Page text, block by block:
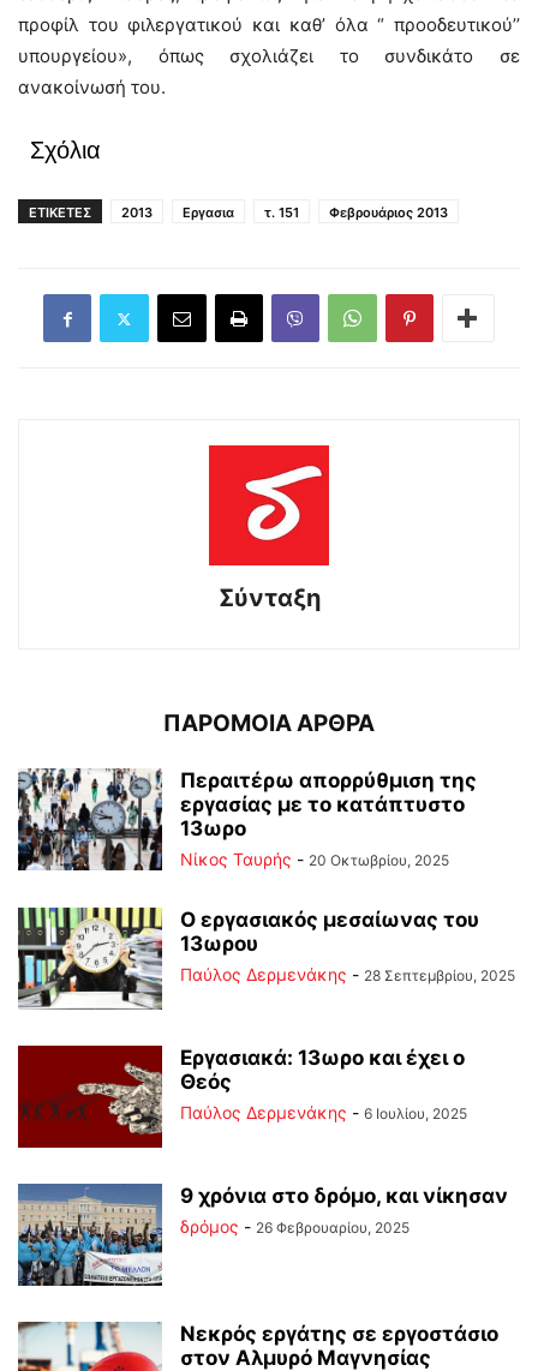
προφίλ του φιλεργατικού και καθ’ όλα “ προοδευτικού’’
υπουργείου», όπως σχολιάζει το συνδικάτο σε
ανακοίνωσή του.
Σχόλια
ΕΤΙΚΕΤΕΣ 2013 Εργασια τ. 151 Φεβρουάριος 2013
Σύνταξη
ΠΑΡΟΜΟΙΑ ΑΡΘΡΑ
Περαιτέρω απορρύθμιση της
εργασίας με το κατάπτυστο
13ωρο
Νίκος Ταυρής - 20 Οκτωβρίου, 2025
Ο εργασιακός μεσαίωνας του
13ωρου
Παύλος Δερμενάκης - 28 Σεπτεμβρίου, 2025
Εργασιακά: 13ωρο και έχει ο
Θεός
Παύλος Δερμενάκης - 6 Ιουλίου, 2025
9 χρόνια στο δρόμο, και νίκησαν
δρόμος - 26 Φεβρουαρίου, 2025
Νεκρός εργάτης σε εργοστάσιο
στον Αλμυρό Μαγνησίας